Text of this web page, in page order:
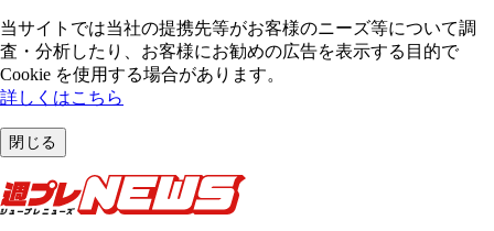
当サイトでは当社の提携先等がお客様のニーズ等について調
査・分析したり、お客様にお勧めの広告を表⽰する⽬的で
Cookie を使⽤する場合があります。
詳しくはこちら
閉じる